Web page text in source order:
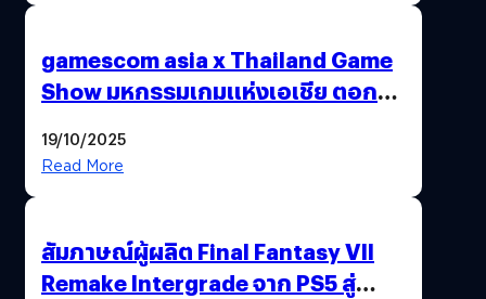
gamescom asia x Thailand Game
Show มหกรรมเกมแห่งเอเชีย ตอกย้ำ
พาณิชย์ร่วมชูความสำเร็จ
19/10/2025
Read More
สัมภาษณ์ผู้ผลิต Final Fantasy VII
Remake Intergrade จาก PS5 สู่